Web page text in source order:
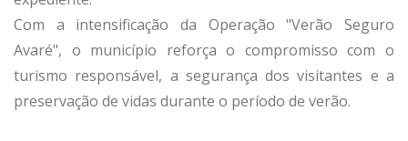
Com a intensificação da Operação "Verão Seguro
Avaré", o município reforça o compromisso com o
turismo responsável, a segurança dos visitantes e a
preservação de vidas durante o período de verão.